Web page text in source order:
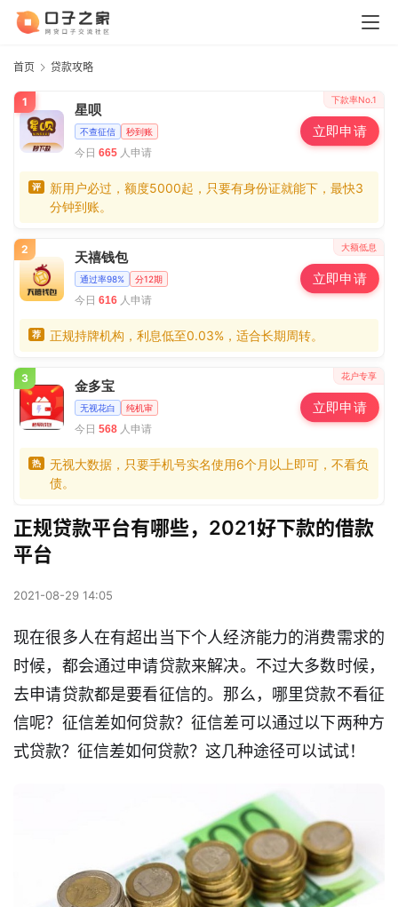
首页 贷款攻略
1 下款率No.1
星呗
不查征信 秒到账
今日 665 人申请
立即申请
评
新用户必过，额度5000起，只要有身份证就能下，最快3
分钟到账。
2 大额低息
天禧钱包
通过率98% 分12期
今日 616 人申请
立即申请
荐 正规持牌机构，利息低至0.03%，适合长期周转。
3 花户专享
金多宝
无视花白 纯机审
今日 568 人申请
立即申请
热
无视大数据，只要手机号实名使用6个月以上即可，不看负
债。
正规贷款平台有哪些，2021好下款的借款
平台
2021-08-29 14:05
现在很多人在有超出当下个人经济能力的消费需求的
时候，都会通过申请贷款来解决。不过大多数时候，
去申请贷款都是要看征信的。那么，哪里贷款不看征
信呢？征信差如何贷款？征信差可以通过以下两种方
式贷款？征信差如何贷款？这几种途径可以试试！